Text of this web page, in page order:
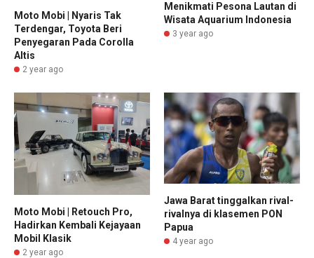
Moto Mobi | Nyaris Tak
Terdengar, Toyota Beri
Penyegaran Pada Corolla
Altis
2 year ago
Menikmati Pesona Lautan di
Wisata Aquarium Indonesia
3 year ago
Moto Mobi | Retouch Pro,
Hadirkan Kembali Kejayaan
Mobil Klasik
2 year ago
Jawa Barat tinggalkan rival-
rivalnya di klasemen PON
Papua
4 year ago